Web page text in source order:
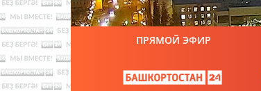
ПРЯМОЙ ЭФИР